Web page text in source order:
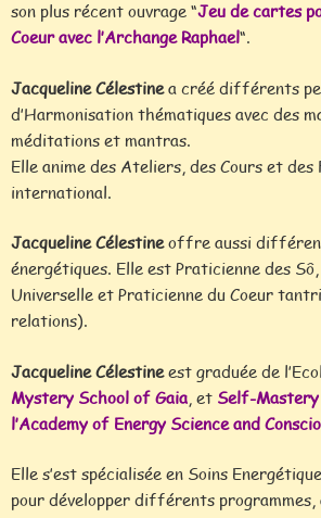
son plus récent ouvrage “Jeu de cartes
Coeur avec l’Archange Raphael“.
Jacqueline Célestinea créé différents
d’Harmonisation thématiques avec des
méditations et mantras.
Elle anime des Ateliers, des Cours et des
international.
Jacqueline Célestineoffre aussi
énergétiques. Elle est Praticienne des
Universelle et Praticienne du Coeur
relations).
Jacqueline Célestineest graduée de
Mystery School of Gaia , et Self-
l’Academy of Energy Science and
Elle s’est spécialisée en Soins
pour développer différents programmes,